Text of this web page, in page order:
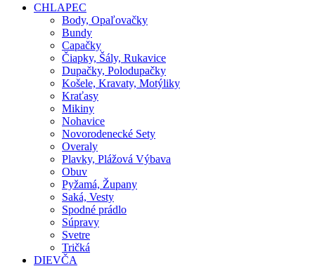
CHLAPEC
Body, Opaľovačky
Bundy
Capačky
Čiapky, Šály, Rukavice
Dupačky, Polodupačky
Košele, Kravaty, Motýliky
Kraťasy
Mikiny
Nohavice
Novorodenecké Sety
Overaly
Plavky, Plážová Výbava
Obuv
Pyžamá, Župany
Saká, Vesty
Spodné prádlo
Súpravy
Svetre
Tričká
DIEVČA